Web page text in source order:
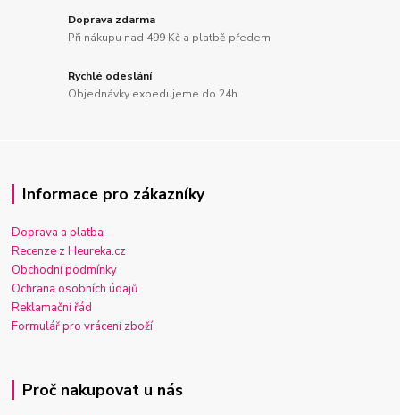
Doprava zdarma
Při nákupu nad 499 Kč a platbě předem
Rychlé odeslání
Objednávky expedujeme do 24h
Informace pro zákazníky
Doprava a platba
Recenze z Heureka.cz
Obchodní podmínky
Ochrana osobních údajů
Reklamační řád
Formulář pro vrácení zboží
Proč nakupovat u nás